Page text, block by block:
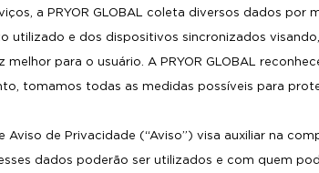
a PRYOR GLOBAL coleta diversos dados por
utilizado e dos dispositivos sincronizados
melhor para o usuário. A PRYOR GLOBAL
tomamos todas as medidas possíveis para
Aviso de Privacidade (“Aviso”) visa auxiliar na
dados poderão ser utilizados e com quem